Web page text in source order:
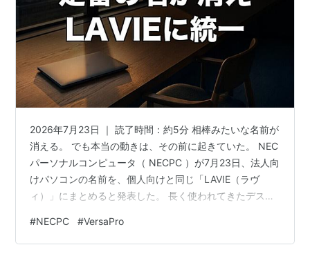
2026年7月23日 ｜ 読了時間：約5分 相棒みたいな名前が
消える。 でも本当の動きは、その前に起きていた。 NEC
パーソナルコンピュータ（ NECPC ）が7月23日、法人向
けパソコンの名前を、個人向けと同じ「LAVIE（ラヴ
ィ）」にまとめると発表した。 長く使われてきたデスク
「VersaPro（バーサプロ）」は、これから出る新しいモ
デルから名前が消えていく。 あわせて全 7 機種が発表さ
#NECPC #VersaPro